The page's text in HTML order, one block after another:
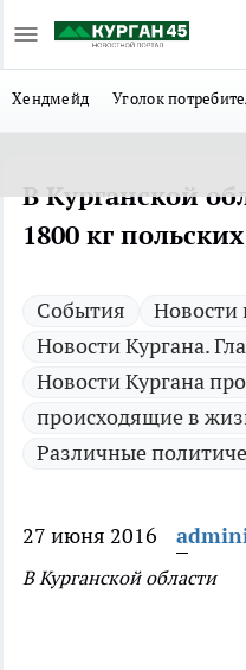
Хендмейд Уголок
В Курганской
1800 кг
Cобытия
Новости
Новости Кургана.
Новости Кургана
происходящие в
Различные
27 июня 2016
В Курганской области